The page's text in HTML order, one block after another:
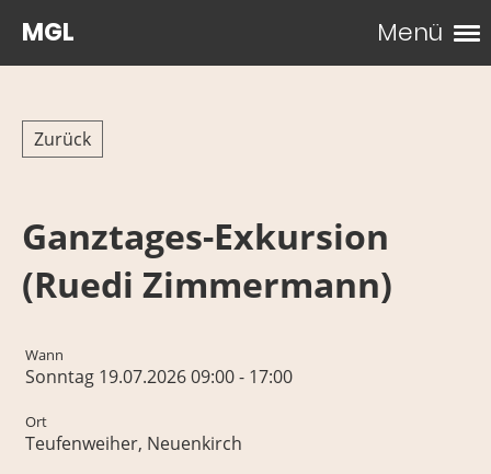
Menü
MGL
Zurück
Ganztages-Exkursion
(Ruedi Zimmermann)
Wann
Sonntag 19.07.2026 09:00 - 17:00
Ort
Teufenweiher, Neuenkirch